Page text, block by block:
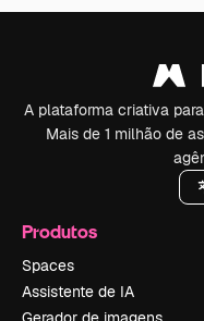
A plataforma criativa
Mais de 1 milhão de
Produtos
Spaces
Assistente de IA